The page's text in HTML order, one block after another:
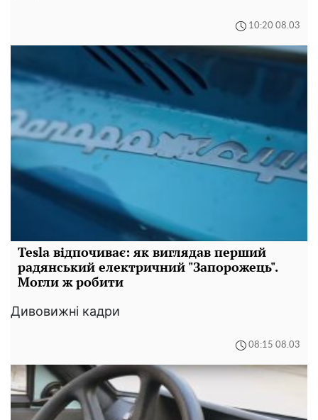
10:20 08.03
Tesla відпочиває: як виглядав перший
радянський електричний "Запорожець".
Могли ж робити
Дивовижні кадри
08:15 08.03